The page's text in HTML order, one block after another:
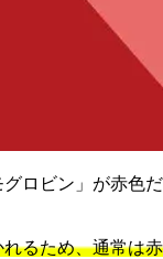
ロビン」が赤色だ
るため、通常は赤